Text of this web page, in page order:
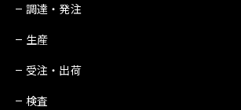
調達・発注
生産
受注・出荷
検査